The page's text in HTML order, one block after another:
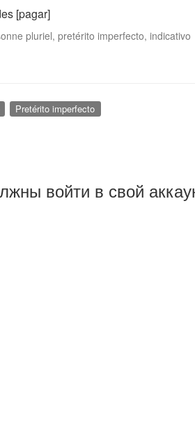
[pagar]
pluriel, pretérito imperfecto, indicativo
Pretérito imperfecto
войти в свой